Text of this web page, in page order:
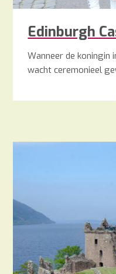
Edinburgh
Wanneer de koningin
wacht ceremonieel